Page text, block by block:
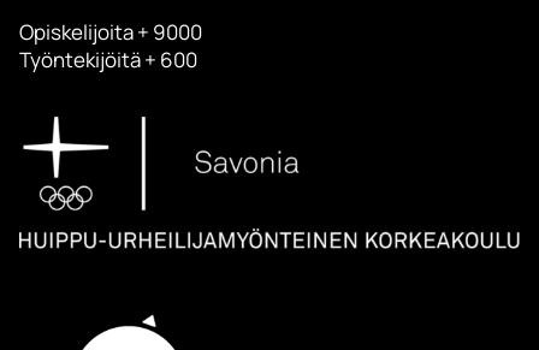
Opiskelijoita + 9000
Työntekijöitä + 600